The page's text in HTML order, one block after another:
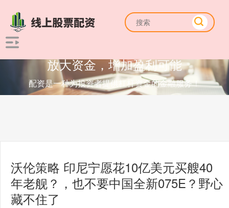
放大资金，增加盈利可能
配资是一种为投资者提供杠杆资金的金融服务！
沃伦策略 印尼宁愿花10亿美元买艘40
年老舰？，也不要中国全新075E？野心
藏不住了